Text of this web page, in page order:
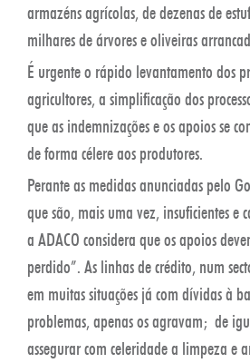
armazéns agrícolas, de dezenas de
milhares de árvores e oliveiras
É urgente o rápido levantamento dos
agricultores, a simplificação dos
que as indemnizações e os apoios se
de forma célere aos produtores.
Perante as medidas anunciadas pelo
que são, mais uma vez, insuficientes e
a ADACO considera que os apoios
perdido”. As linhas de crédito, num
em muitas situações já com dívidas à
problemas, apenas os agravam; de
assegurar com celeridade a limpeza e